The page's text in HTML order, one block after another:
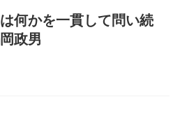
何かを一貫して問い続
政男